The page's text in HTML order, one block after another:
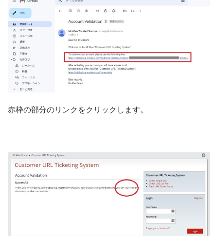
赤枠の部分のリンクをクリックします。